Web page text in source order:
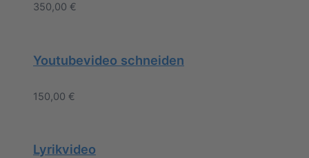
350,00 €
Youtubevideo schneiden
150,00 €
Lyrikvideo